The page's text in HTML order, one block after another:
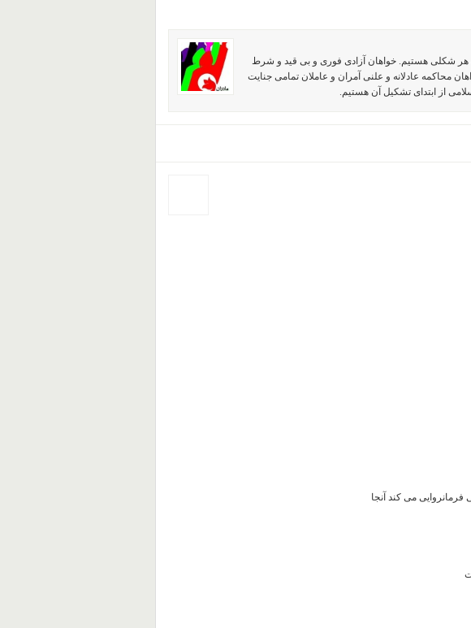
هر شکلی هستیم. خواهان آزادی فوری و بی قید و شرط
محاکمه عادلانه و علنی آمران و عاملان تمامی جنایت
از ابتدای تشکیل آن هستیم.
می کند آنجا